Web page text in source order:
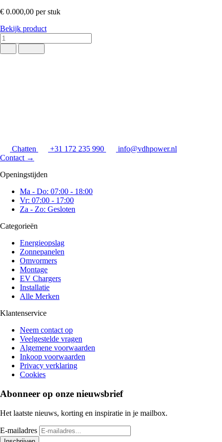
€ 0.000,00 per stuk
Bekijk product
Chatten +31 172 235 990
info@vdhpower.nl
Contact →
Openingstijden
Ma - Do: 07:00 - 18:00
Vr: 07:00 - 17:00
Za - Zo: Gesloten
Categorieën
Energieopslag
Zonnepanelen
Omvormers
Montage
EV Chargers
Installatie
Alle Merken
Klantenservice
Neem contact op
Veelgestelde vragen
Algemene voorwaarden
Inkoop voorwaarden
Privacy verklaring
Cookies
Abonneer op onze nieuwsbrief
Het laatste nieuws, korting en inspiratie in je mailbox.
E-mailadres